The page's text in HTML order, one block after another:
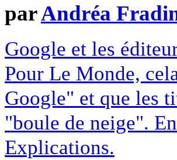
parAndréa
Google et les
Pour Le Monde,
Google" et que les
"boule de neige".
Explications.